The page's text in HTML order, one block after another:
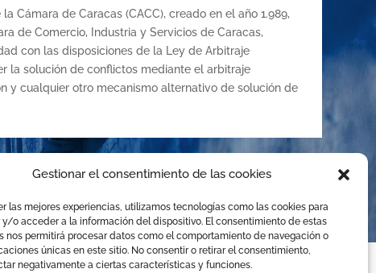
Gestionar el consentimiento de las cookies
las mejores experiencias, utilizamos tecnologías como las cookies para
o acceder a la información del dispositivo. El consentimiento de estas
nos permitirá procesar datos como el comportamiento de navegación o
únicas en este sitio. No consentir o retirar el consentimiento,
negativamente a ciertas características y funciones.
Cámara de Caracas (CACC), creado en el año 1.989,
de Comercio, Industria y Servicios de Caracas,
con las disposiciones de la Ley de Arbitraje
la solución de conflictos mediante el arbitraje
y cualquier otro mecanismo alternativo de solución de
por JhonGuevara